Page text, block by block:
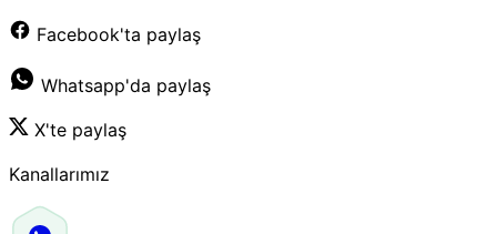
Facebook'ta paylaş
Whatsapp'da paylaş
X'te paylaş
Kanallarımız